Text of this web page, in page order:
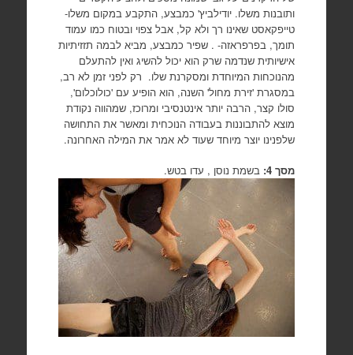
ותובנות משלו. יודילביץ' כמבצע, התקבע במקום משלו-
טייפקאסט שאינו רך ולא קל, אבל צפוי ובטוח כמו עמוד
תומך, בפרפראזה- . שפיר כמבצע, מביא לבמה תזזיתיות
אישיותית שנדמה שרק הוא יכול להשיג ואין להתעלם
מהנוכחות המיוחדת ומסקרנת שלו. רק לפני זמן לא רב,
במסגרת 'זירת מחול' השנה, הוא הופיע עם 'כולוכלום',
סולו קצר, הרבה יותר אינטנסיבי ומרוכז, שמהווה נקודת
מוצא להתבוננות בעבודה הנוכחית ומאשר את התחושה
שלפנינו יוצר מיוחד שעוד לא אמר את המילה האחרונה.
מסך 4: בשמת נוסן , עדו בטש.